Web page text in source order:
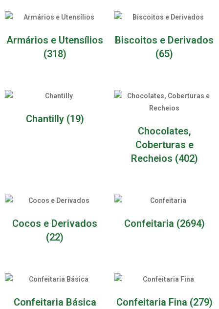
Armários e Utensílios
(318)
Biscoitos e Derivados
(65)
Chantilly (19)
Chocolates,
Coberturas e
Recheios (402)
Cocos e Derivados
(22)
Confeitaria (2694)
Confeitaria Básica
Confeitaria Fina (279)